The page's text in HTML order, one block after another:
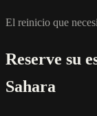
El reinicio que
Reserve su
Sahara